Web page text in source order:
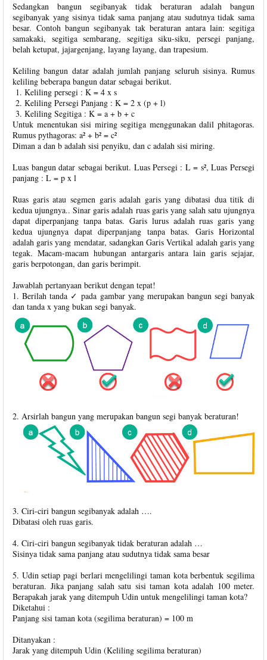
Sedangkan bangun segibanyak tidak beraturan adalah bangun
segibanyak yang sisinya tidak sama panjang atau sudutnya tidak sama
besar. Contoh bangun segibanyak tak beraturan antara lain: segitiga
samakaki, segitiga sembarang, segitiga siku-siku, persegi panjang,
belah ketupat, jajargenjang, layang layang, dan trapesium.
Keliling bangun datar adalah jumlah panjang seluruh sisinya. Rumus
keliling beberapa bangun datar sebagai berikut.
Keliling persegi : K = 4 x s
Keliling Persegi Panjang : K = 2 x (p + l)
Keliling Segitiga : K = a + b + c
Untuk menentukan sisi miring segitiga menggunakan dalil phitagoras.
Rumus pythagoras: a² + b² = c²
Diman a dan b adalah sisi penyiku, dan c adalah sisi miring.
Luas bangun datar sebagai berikut. Luas Persegi : L = s², Luas Persegi
panjang : L = p x l
Ruas garis atau segmen garis adalah garis yang dibatasi dua titik di
kedua ujungnya.. Sinar garis adalah ruas garis yang salah satu ujungnya
dapat diperpanjang tanpa batas. Garis lurus adalah ruas garis yang
kedua ujungnya dapat diperpanjang tanpa batas. Garis Horizontal
adalah garis yang mendatar, sadangkan Garis Vertikal adalah garis yang
tegak. Macam-macam hubungan antargaris antara lain garis sejajar,
garis berpotongan, dan garis berimpit.
Jawablah pertanyaan berikut dengan tepat!
1. Berilah tanda ✓ pada gambar yang merupakan bangun segi banyak
dan tanda x yang bukan segi banyak.
2. Arsirlah bangun yang merupakan bangun segi banyak beraturan!
3. Ciri-ciri bangun segibanyak adalah ….
Dibatasi oleh ruas garis.
4. Ciri-ciri bangun segibanyak tidak beraturan adalah …
Sisinya tidak sama panjang atau sudutnya tidak sama besar
5. Udin setiap pagi berlari mengelilingi taman kota berbentuk segilima
beraturan. Jika panjang salah satu sisi taman kota adalah 100 meter.
Berapakah jarak yang ditempuh Udin untuk mengelilingi taman kota?
Diketahui :
Panjang sisi taman kota (segilima beraturan) = 100 m
Ditanyakan :
Jarak yang ditempuh Udin (Keliling segilima beraturan)